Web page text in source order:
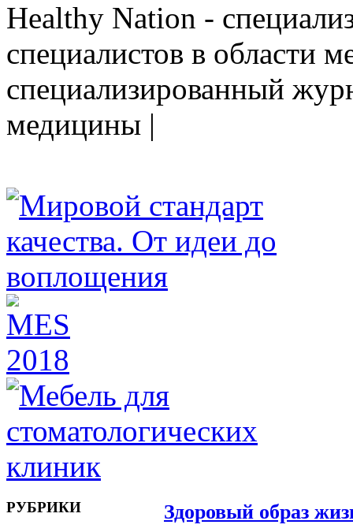
Healthy Nation -
специалистов в области
cпециализированный
медицины |
РУБРИКИ Здоровый образ